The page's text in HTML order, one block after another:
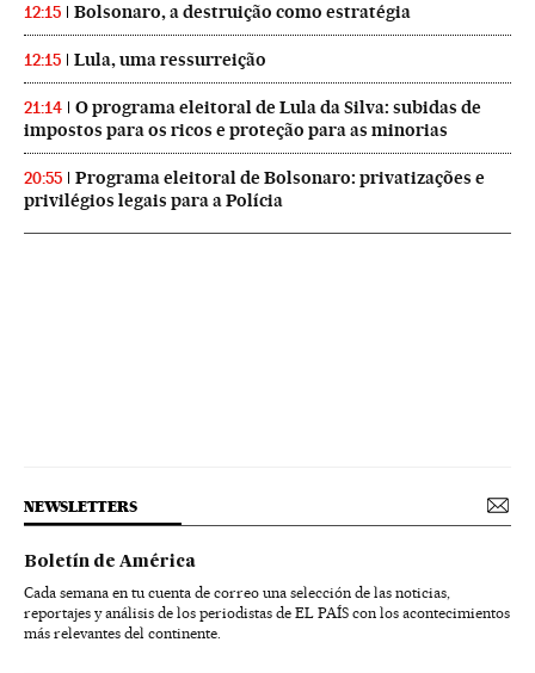
12:15 Bolsonaro, a destruição como estratégia
12:15 Lula, uma ressurreição
21:14
O programa eleitoral de Lula da Silva: subidas de
impostos para os ricos e proteção para as minorias
20:55
Programa eleitoral de Bolsonaro: privatizações e
privilégios legais para a Polícia
NEWSLETTERS
Boletín de América
Cada semana en tu cuenta de correo una selección de las noticias,
reportajes y análisis de los periodistas de EL PAÍS con los acontecimientos
más relevantes del continente.